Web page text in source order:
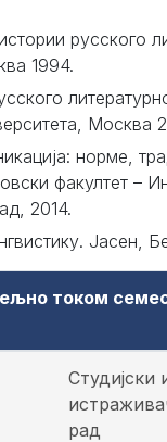
русского
1994.
Москва
норме,
факултет –
2014.
Јасен,
током
Студијски
рад